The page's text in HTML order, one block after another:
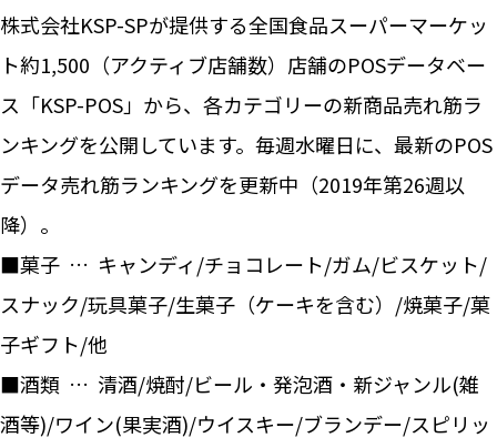
株式会社KSP-SPが提供する全国食品スーパーマーケッ
ト約1,500（アクティブ店舗数）店舗のPOSデータベー
ス「KSP-POS」から、各カテゴリーの新商品売れ筋ラ
ンキングを公開しています。毎週水曜日に、最新のPOS
データ売れ筋ランキングを更新中（2019年第26週以
降）。
■菓子 … キャンディ/チョコレート/ガム/ビスケット/
スナック/玩具菓子/生菓子（ケーキを含む）/焼菓子/菓
子ギフト/他
■酒類 … 清酒/焼酎/ビール・発泡酒・新ジャンル(雑
酒等)/ワイン(果実酒)/ウイスキー/ブランデー/スピリッ